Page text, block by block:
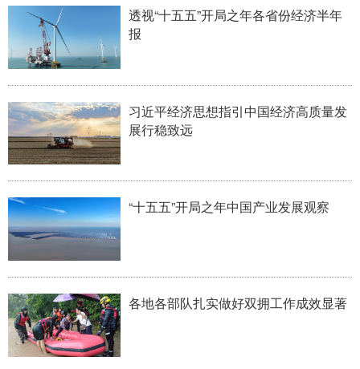
地方频道
北京 天津 河北 山西
辽宁 吉林 上海 江苏
浙江
广东
四川
陕西
新疆
透视“十五五”开局之年各省份经济半年
报
习近平经济思想指引中国经济高质量发
展行稳致远
“十五五”开局之年中国产业发展观察
各地各部队扎实做好双拥工作成效显著